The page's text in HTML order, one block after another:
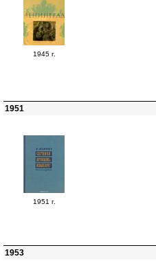
1945 г.
1951
1951 г.
1953